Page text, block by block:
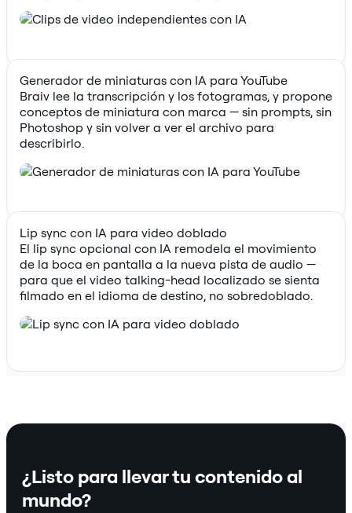
Generador de miniaturas con IA para YouTube
Braiv lee la transcripción y los fotogramas, y propone
conceptos de miniatura con marca — sin prompts, sin
Photoshop y sin volver a ver el archivo para
describirlo.
Lip sync con IA para video doblado
El lip sync opcional con IA remodela el movimiento
de la boca en pantalla a la nueva pista de audio —
para que el video talking-head localizado se sienta
filmado en el idioma de destino, no sobredoblado.
¿Listo para llevar tu contenido al
mundo?